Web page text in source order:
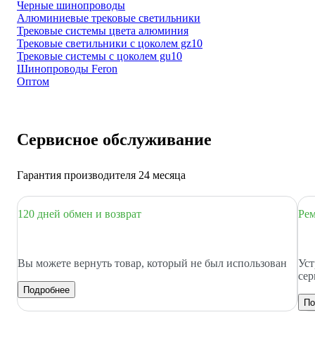
Черные шинопроводы
Алюминиевые трековые светильники
Трековые системы цвета алюминия
Трековые светильники с цоколем gz10
Трековые системы с цоколем gu10
Шинопроводы Feron
Оптом
Сервисное обслуживание
Гарантия производителя 24 месяца
120 дней обмен и возврат
Вы можете вернуть товар, который не был использован
Подробнее